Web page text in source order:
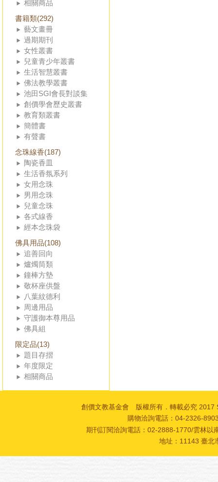
相關商品
書籍類(292)
藝文畫冊
過期期刊
女性叢書
兒童青少年叢書
生活智慧叢書
佛法教學叢書
池田SGI會長對談集
創價學會歷史叢書
教育類叢書
簡體書
有聲書
念珠線香(187)
陶瓷香皿
生活香氛系列
女用念珠
男用念珠
兒童念珠
各式線香
經本念珠袋
佛具用品(108)
追善回向
爐燭筒類
鐘棒方墊
敬杯座供盤
八葉紋德利
周邊用品
守護御本尊用品
佛具組
限定品(13)
題目存摺
年度限定
相關商品
創價文教基金會 版權所有．轉載必究 2017
購物洽詢電話：04-2326-
期刊訂閱洽詢電話：02-2888-1770/雲林
地址：11143 臺北